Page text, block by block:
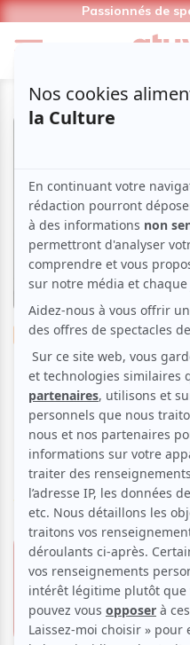
Passionnés de
Musique Classique
Salle Bourgie
Philip Chiu,
du printemps
Voir les avis -->
12 avril 2026
Musée des beaux-arts de
Bourgie
1339, rue Sherbrooke O.,
Montréal